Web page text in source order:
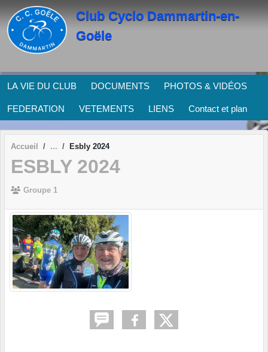
Club Cyclo Dammartin-en-
Goële
LA VIE DU CLUB DOCUMENTS PHOTOS & VIDÉOS
FEDERATION VETEMENTS LIENS Contact et plan
Accueil Esbly 2024
ESBLY 2024
Groupe 1
Panneau de gestion des cookies